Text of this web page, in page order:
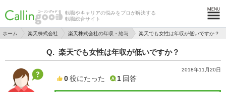
転職やキャリアの悩みをプロが解決する
転職総合サイト
ホーム 楽天株式会社 楽天株式会社の年収・給与 楽天でも女性は年収が低いですか？
楽天でも女性は年収が低いですか？
2018年11月20日
0 役にたった 1 回答